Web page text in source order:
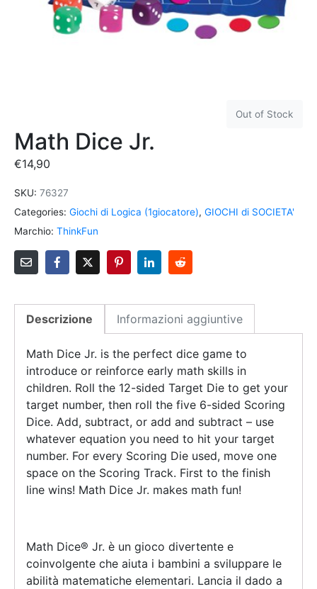
Out of Stock
Math Dice Jr.
€14,90
SKU: 76327
Categories: Giochi di Logica (1giocatore), GIOCHI di SOCIETA'
Marchio: ThinkFun
Descrizione Informazioni aggiuntive
Math Dice Jr. is the perfect dice game to
introduce or reinforce early math skills in
children. Roll the 12-sided Target Die to get your
target number, then roll the five 6-sided Scoring
Dice. Add, subtract, or add and subtract – use
whatever equation you need to hit your target
number. For every Scoring Die used, move one
space on the Scoring Track. First to the finish
line wins! Math Dice Jr. makes math fun!
Math Dice® Jr. è un gioco divertente e
coinvolgente che aiuta i bambini a sviluppare le
abilità matematiche elementari. Lancia il dado a